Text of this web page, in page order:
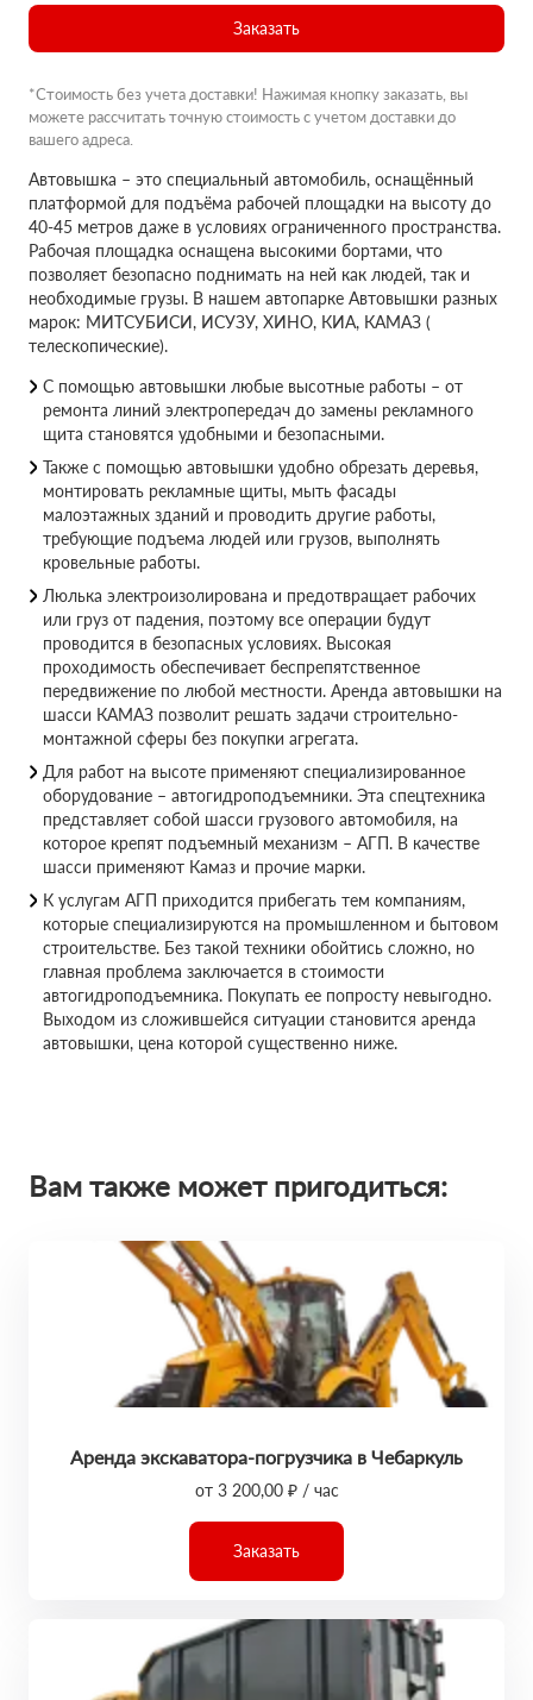
Заказать
*Стоимость без учета доставки! Нажимая кнопку заказать, вы
можете рассчитать точную стоимость с учетом доставки до
вашего адреса.
Автовышка – это специальный автомобиль, оснащённый
платформой для подъёма рабочей площадки на высоту до
40-45 метров даже в условиях ограниченного пространства.
Рабочая площадка оснащена высокими бортами, что
позволяет безопасно поднимать на ней как людей, так и
необходимые грузы. В нашем автопарке Автовышки разных
марок: МИТСУБИСИ, ИСУЗУ, ХИНО, КИА, КАМАЗ (
телескопические).
С помощью автовышки любые высотные работы – от
ремонта линий электропередач до замены рекламного
щита становятся удобными и безопасными.
Также с помощью автовышки удобно обрезать деревья,
монтировать рекламные щиты, мыть фасады
малоэтажных зданий и проводить другие работы,
требующие подъема людей или грузов, выполнять
кровельные работы.
Люлька электроизолирована и предотвращает рабочих
или груз от падения, поэтому все операции будут
проводится в безопасных условиях. Высокая
проходимость обеспечивает беспрепятственное
передвижение по любой местности. Аренда автовышки на
шасси КАМАЗ позволит решать задачи строительно-
монтажной сферы без покупки агрегата.
Для работ на высоте применяют специализированное
оборудование – автогидроподъемники. Эта спецтехника
представляет собой шасси грузового автомобиля, на
которое крепят подъемный механизм – АГП. В качестве
шасси применяют Камаз и прочие марки.
К услугам АГП приходится прибегать тем компаниям,
которые специализируются на промышленном и бытовом
строительстве. Без такой техники обойтись сложно, но
главная проблема заключается в стоимости
автогидроподъемника. Покупать ее попросту невыгодно.
Выходом из сложившейся ситуации становится аренда
автовышки, цена которой существенно ниже.
Вам также может пригодиться:
Аренда экскаватора-погрузчика в Чебаркуль
от 3 200,00 ₽ / час
Заказать